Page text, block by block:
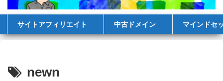
サイトアフィリエイト 中古ドメイン マインドセ
newn